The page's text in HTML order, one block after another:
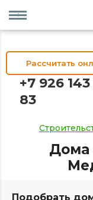
Рассчитать
+7 926
83
Дома
Подобрать